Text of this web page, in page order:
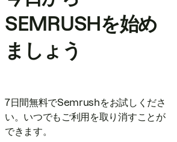
SEMRUSHを始め
ましょう
7日間無料でSemrushをお試しくださ
い。いつでもご利用を取り消すことが
できます。